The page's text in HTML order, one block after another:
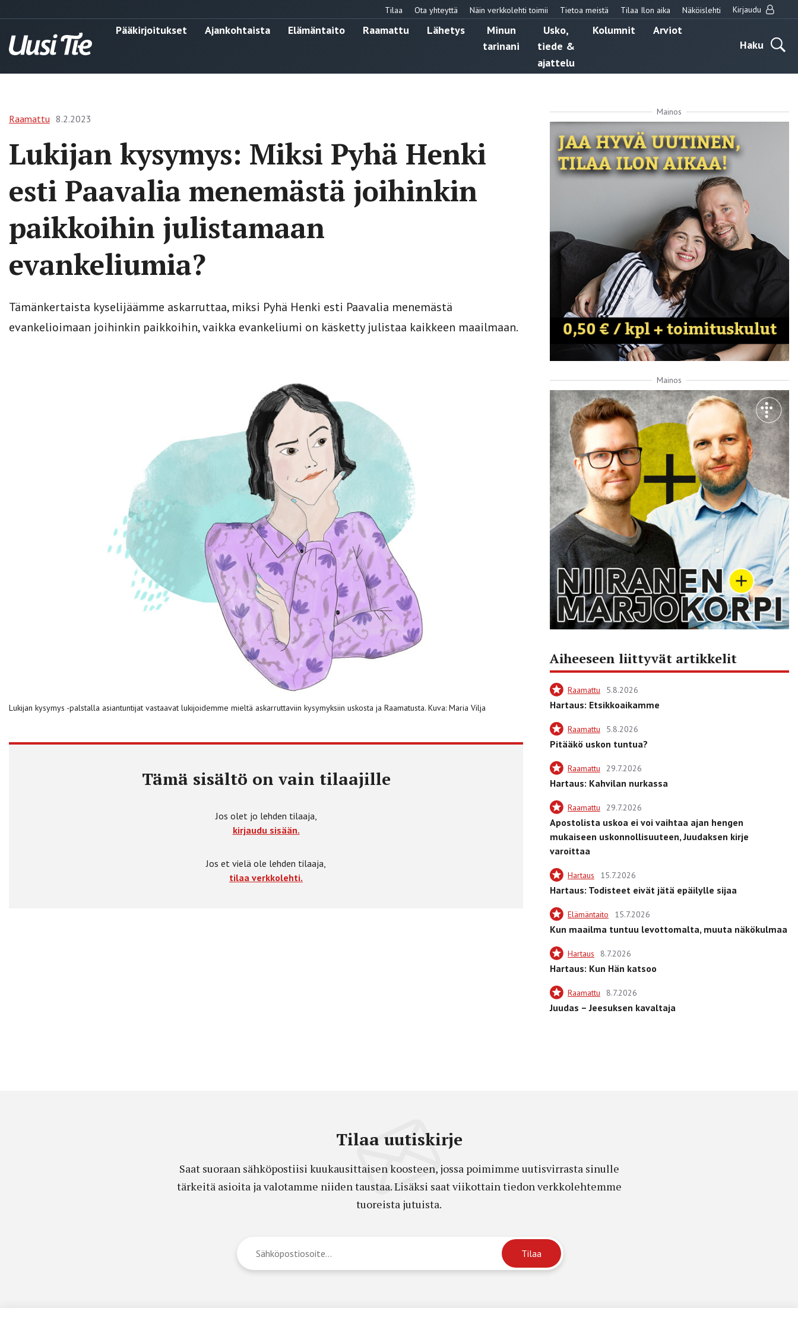
Tilaa Ota yhteyttä Näin verkkolehti toimii Tietoa meistä Tilaa Ilon aika Näköislehti Kirjaudu
Pääkirjoitukset Ajankohtaista Elämäntaito Raamattu Lähetys
Minun
tarinani
Usko,
tiede &
ajattelu
Kolumnit
Arviot
Haku
Raamattu 8.2.2023
Lukijan kysymys: Miksi Pyhä Henki
esti Paavalia menemästä joihinkin
paikkoihin julistamaan
evankeliumia?
Tämänkertaista kyselijäämme askarruttaa, miksi Pyhä Henki esti Paavalia menemästä
evankelioimaan joihinkin paikkoihin, vaikka evankeliumi on käsketty julistaa kaikkeen maailmaan.
Lukijan kysymys -palstalla asiantuntijat vastaavat lukijoidemme mieltä askarruttaviin kysymyksiin uskosta ja Raamatusta. Kuva: Maria Vilja
Tämä sisältö on vain tilaajille
Jos olet jo lehden tilaaja,
kirjaudu sisään.
Jos et vielä ole lehden tilaaja,
tilaa verkkolehti.
Mainos
Mainos
Aiheeseen liittyvät artikkelit
Raamattu 5.8.2026
Hartaus: Etsikkoaikamme
Raamattu 5.8.2026
Pitääkö uskon tuntua?
Raamattu 29.7.2026
Hartaus: Kahvilan nurkassa
Raamattu 29.7.2026
Apostolista uskoa ei voi vaihtaa ajan hengen
mukaiseen uskonnollisuuteen, Juudaksen kirje
varoittaa
Hartaus 15.7.2026
Hartaus: Todisteet eivät jätä epäilylle sijaa
Elämäntaito 15.7.2026
Kun maailma tuntuu levottomalta, muuta näkökulmaa
Hartaus 8.7.2026
Hartaus: Kun Hän katsoo
Raamattu 8.7.2026
Juudas – Jeesuksen kavaltaja
Tilaa uutiskirje
Saat suoraan sähköpostiisi kuukausittaisen koosteen, jossa poimimme uutisvirrasta sinulle
tärkeitä asioita ja valotamme niiden taustaa. Lisäksi saat viikottain tiedon verkkolehtemme
tuoreista jutuista.